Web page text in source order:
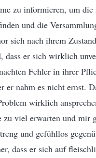
zu informieren, um
und die
sich nach ihrem
dass er sich wirklich
Fehler in ihrer
er nahm es nicht ernst.
wirklich
viel erwarten und mir
und gefühllos
dass er sich auf